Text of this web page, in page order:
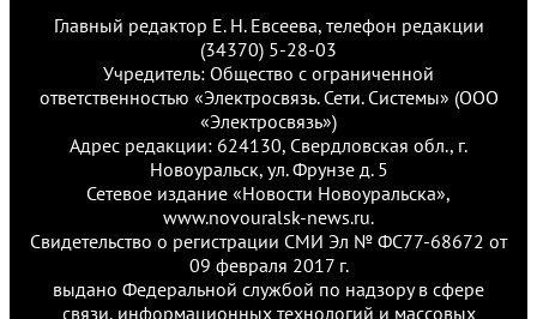
Главный редактор Е. Н. Евсеева, телефон редакции
(34370) 5-28-03
Учредитель: Общество с ограниченной
ответственностью «Электросвязь. Сети. Системы» (ООО
«Электросвязь»)
Адрес редакции: 624130, Свердловская обл., г.
Новоуральск, ул. Фрунзе д. 5
Сетевое издание «Новости Новоуральска»,
www.novouralsk-news.ru.
Свидетельство о регистрации СМИ Эл № ФС77-68672 от
09 февраля 2017 г.
выдано Федеральной службой по надзору в сфере
связи, информационных технологий и массовых